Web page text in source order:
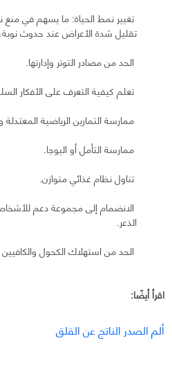
تغيير نمط الحياة: ما يسهم في منع
تقليل شدة الأعراض عند حدوث
الحد من مصادر التوتر وإدارتها.
تعلم كيفية التعرف على الأفكار
ممارسة التمارين الرياضية
ممارسة التأمل أو اليوجا.
تناول نظام غذائي متوازن.
الانضمام إلى مجموعة دعم
الذعر.
الحد من استهلاك الكحول
اقرأ أيضًا:
ألم الصدر الناتج عن القلق